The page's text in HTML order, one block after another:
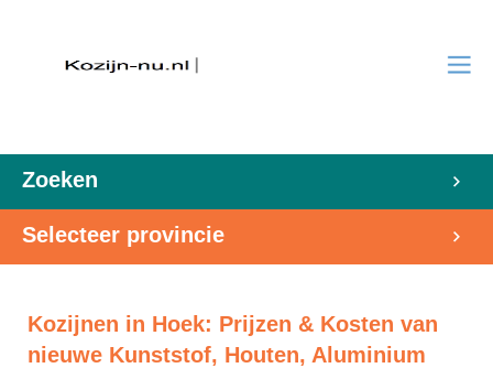
Zoeken
Selecteer provincie
Kozijnen in Hoek: Prijzen & Kosten van
nieuwe Kunststof, Houten, Aluminium